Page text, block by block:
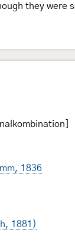
they
1836
1881)